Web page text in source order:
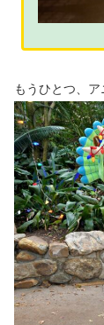
もうひとつ、